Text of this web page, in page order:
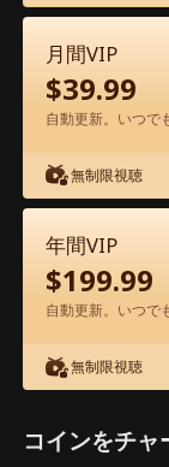
エピソード
映画フル
1-50 51-73
58
月間VIP
$39.99
自動更新。いつで
無制限視聴
年間VIP
$199.99
自動更新。いつで
無制限視聴
コインをチャ